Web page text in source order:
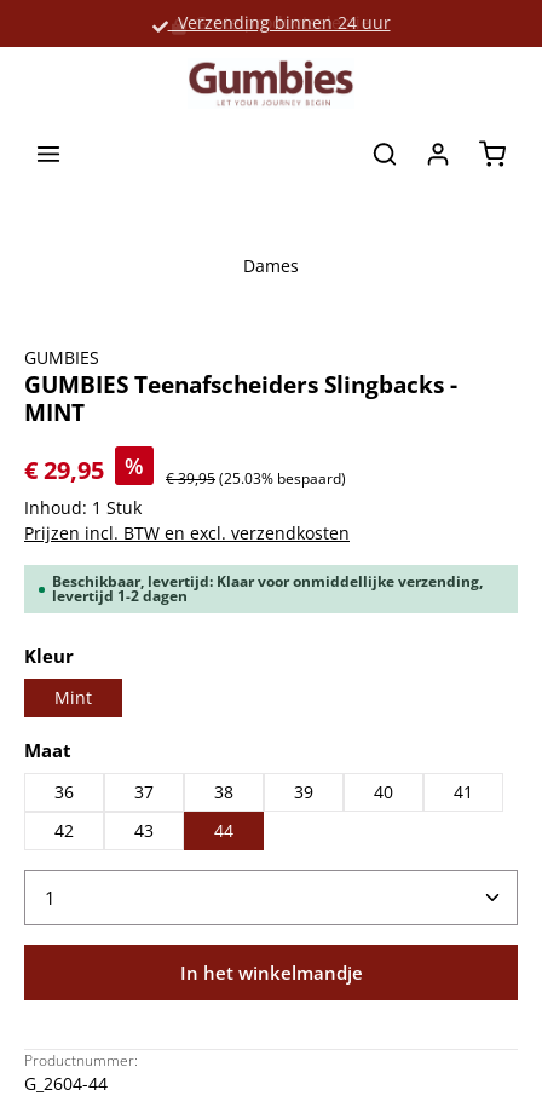
Verzending binnen 24 uur
Grote productselectie
Dames
GUMBIES
GUMBIES Teenafscheiders Slingbacks -
MINT
€ 29,95
% € 39,95(25.03% bespaard)
Inhoud: 1 Stuk
Prijzen incl. BTW en excl. verzendkosten
Beschikbaar, levertijd: Klaar voor onmiddellijke verzending,
levertijd 1-2 dagen
Selecteer
Kleur
Mint
Selecteer
Maat
36 37 38 39 40
41
42
43 44
Producthoeveelheid: Voer de gewenste
In het winkelmandje
Productnummer:
G_2604-44